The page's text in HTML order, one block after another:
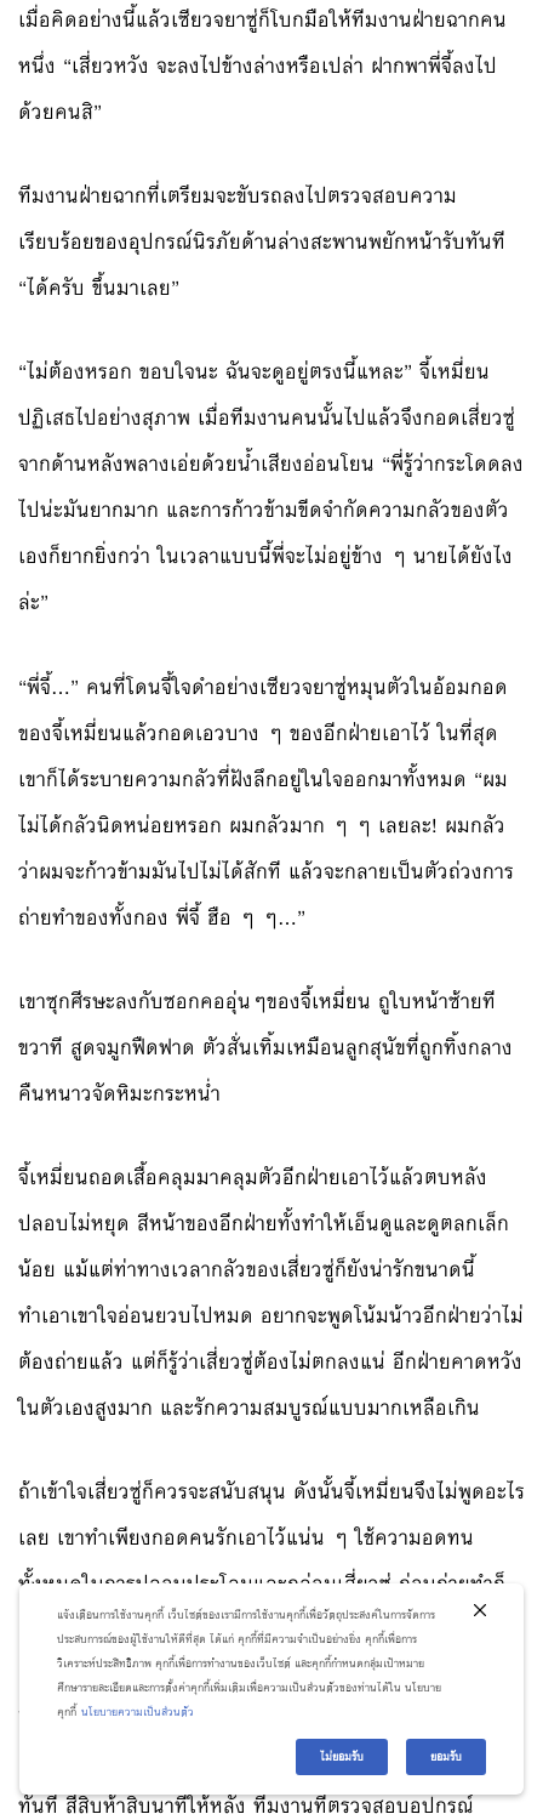
เมื่อคิดอย่างนี้แล้วเซียวจยาซู่ก็โบกมือให้ทีมงานฝ่ายฉากคน
หนึ่ง “เสี่ยวหวัง จะลงไปข้างล่างหรือเปล่า ฝากพาพี่จี้ลงไป
ด้วยคนสิ”
ทีมงานฝ่ายฉากที่เตรียมจะขับรถลงไปตรวจสอบความ
เรียบร้อยของอุปกรณ์นิรภัยด้านล่างสะพานพยักหน้ารับทันที
“ได้ครับ ขึ้นมาเลย”
“ไม่ต้องหรอก ขอบใจนะ ฉันจะดูอยู่ตรงนี้แหละ” จี้เหมี่ยน
ปฏิเสธไปอย่างสุภาพ เมื่อทีมงานคนนั้นไปแล้วจึงกอดเสี่ยวซู่
จากด้านหลังพลางเอ่ยด้วยน้ำเสียงอ่อนโยน “พี่รู้ว่ากระโดดลง
ไปน่ะมันยากมาก และการก้าวข้ามขีดจำกัดความกลัวของตัว
เองก็ยากยิ่งกว่า ในเวลาแบบนี้พี่จะไม่อยู่ข้าง ๆ นายได้ยังไง
ล่ะ”
“พี่จี้…” คนที่โดนจี้ใจดำอย่างเซียวจยาซู่หมุนตัวในอ้อมกอด
ของจี้เหมี่ยนแล้วกอดเอวบาง ๆ ของอีกฝ่ายเอาไว้ ในที่สุด
เขาก็ได้ระบายความกลัวที่ฝังลึกอยู่ในใจออกมาทั้งหมด “ผม
ไม่ได้กลัวนิดหน่อยหรอก ผมกลัวมาก ๆ ๆ เลยละ! ผมกลัว
ว่าผมจะก้าวข้ามมันไปไม่ได้สักที แล้วจะกลายเป็นตัวถ่วงการ
ถ่ายทำของทั้งกอง พี่จี้ ฮือ ๆ ๆ…”
เขาซุกศีรษะลงกับซอกคออุ่นๆของจี้เหมี่ยน ถูใบหน้าซ้ายที
ขวาที สูดจมูกฟืดฟาด ตัวสั่นเทิ้มเหมือนลูกสุนัขที่ถูกทิ้งกลาง
คืนหนาวจัดหิมะกระหน่ำ
จี้เหมี่ยนถอดเสื้อคลุมมาคลุมตัวอีกฝ่ายเอาไว้แล้วตบหลัง
ปลอบไม่หยุด สีหน้าของอีกฝ่ายทั้งทำให้เอ็นดูและดูตลกเล็ก
น้อย แม้แต่ท่าทางเวลากลัวของเสี่ยวซู่ก็ยังน่ารักขนาดนี้
ทำเอาเขาใจอ่อนยวบไปหมด อยากจะพูดโน้มน้าวอีกฝ่ายว่าไม่
ต้องถ่ายแล้ว แต่ก็รู้ว่าเสี่ยวซู่ต้องไม่ตกลงแน่ อีกฝ่ายคาดหวัง
ในตัวเองสูงมาก และรักความสมบูรณ์แบบมากเหลือเกิน
ถ้าเข้าใจเสี่ยวซู่ก็ควรจะสนับสนุน ดังนั้นจี้เหมี่ยนจึงไม่พูดอะไร
เลย เขาทำเพียงกอดคนรักเอาไว้แน่น ๆ ใช้ความอดทน
ทั้งหมดในการปลอบประโลมและกล่อมเสี่ยวซู่ ก่อนถ่ายทำก็
ยังไม่อาจทำใจให้อีกฝ่ายออกจากอ้อมกอดตนไปได้
จ้าวชวนได้ยินว่าเซียวจยาซู่เป็นโรคกลัวความสูงก็ไม่ได้เร่งรัด
อะไร เพียงแค่ให้ทีมงานไปตรวจสอบอุปกรณ์นิรภัยอีกครั้ง
ทันที สี่สิบห้าสิบนาทีให้หลัง ทีมงานที่ตรวจสอบอุปกรณ์
แจ้งเตือนการใช้งานคุกกี้ เว็บไซต์ของเรามีการใช้งานคุกกี้เพื่อวัตถุประสงค์ในการจัดการ
ประสบการณ์ของผู้ใช้งานให้ดีที่สุด ได้แก่ คุกกี้ที่มีความจำเป็นอย่างยิ่ง คุกกี้เพื่อการ
วิเคราะห์ประสิทธิภาพ คุกกี้เพื่อการทำงานของเว็บไซต์ และคุกกี้กำหนดกลุ่มเป้าหมาย
ศึกษารายละเอียดและการตั้งค่าคุกกี้เพิ่มเติมเพื่อความเป็นส่วนตัวของท่านได้ใน นโยบาย
คุกกี้ นโยบายความเป็นส่วนตัว
ไม่ยอมรับ ยอมรับ